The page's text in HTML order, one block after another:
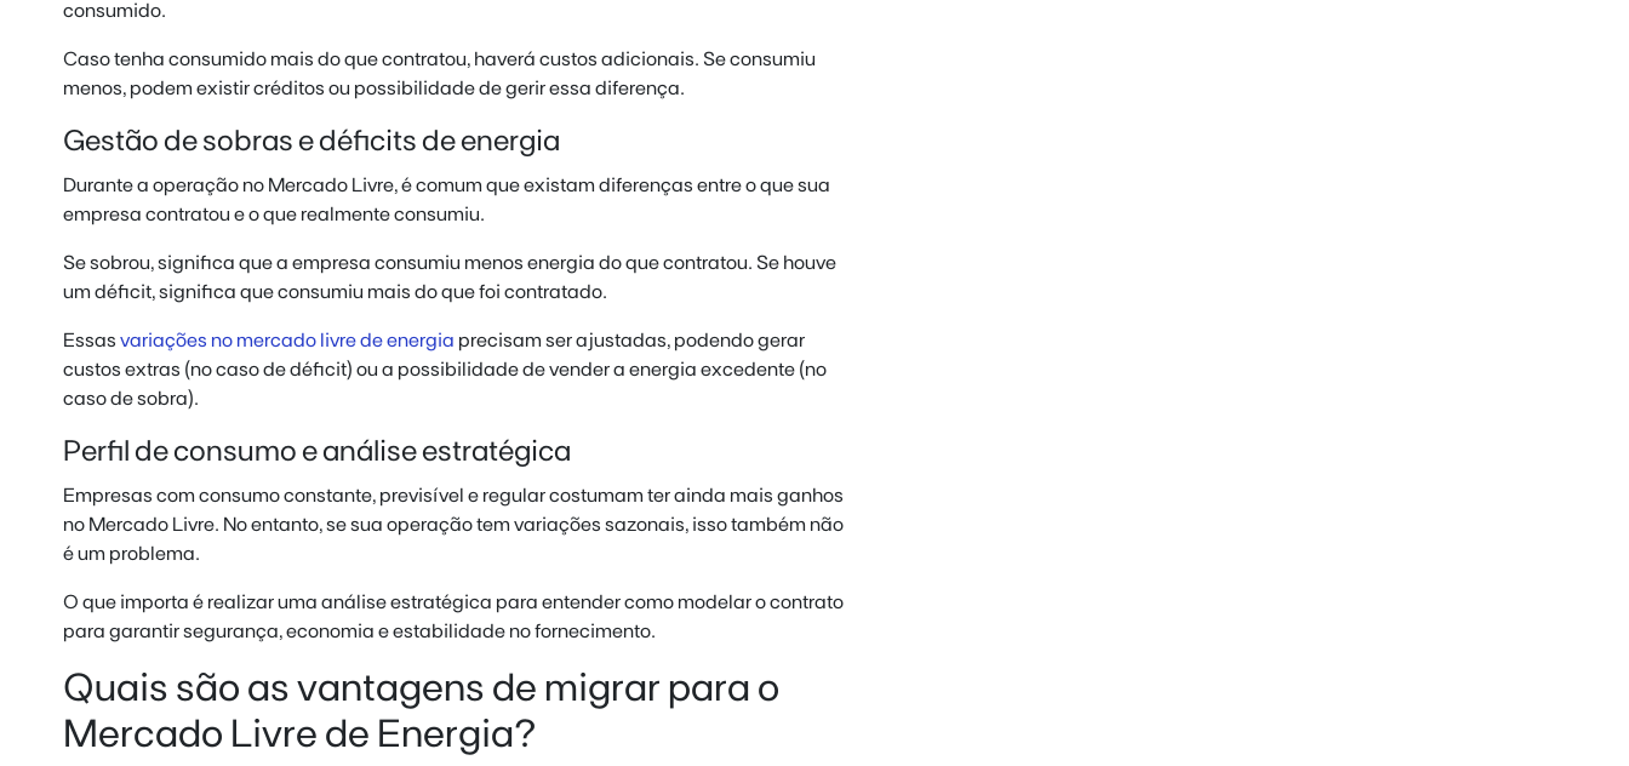
consumido.
Caso tenha consumido mais do que contratou, haverá custos adicionais. Se consumiu
menos, podem existir créditos ou possibilidade de gerir essa diferença.
Gestão de sobras e déficits de energia
Durante a operação no Mercado Livre, é comum que existam diferenças entre o que sua
empresa contratou e o que realmente consumiu.
Se sobrou, significa que a empresa consumiu menos energia do que contratou. Se houve
um déficit, significa que consumiu mais do que foi contratado.
Essas variações no mercado livre de energia precisam ser ajustadas, podendo gerar
custos extras (no caso de déficit) ou a possibilidade de vender a energia excedente (no
caso de sobra).
Perfil de consumo e análise estratégica
Empresas com consumo constante, previsível e regular costumam ter ainda mais ganhos
no Mercado Livre. No entanto, se sua operação tem variações sazonais, isso também não
é um problema.
O que importa é realizar uma análise estratégica para entender como modelar o contrato
para garantir segurança, economia e estabilidade no fornecimento.
Quais são as vantagens de migrar para o
Mercado Livre de Energia?